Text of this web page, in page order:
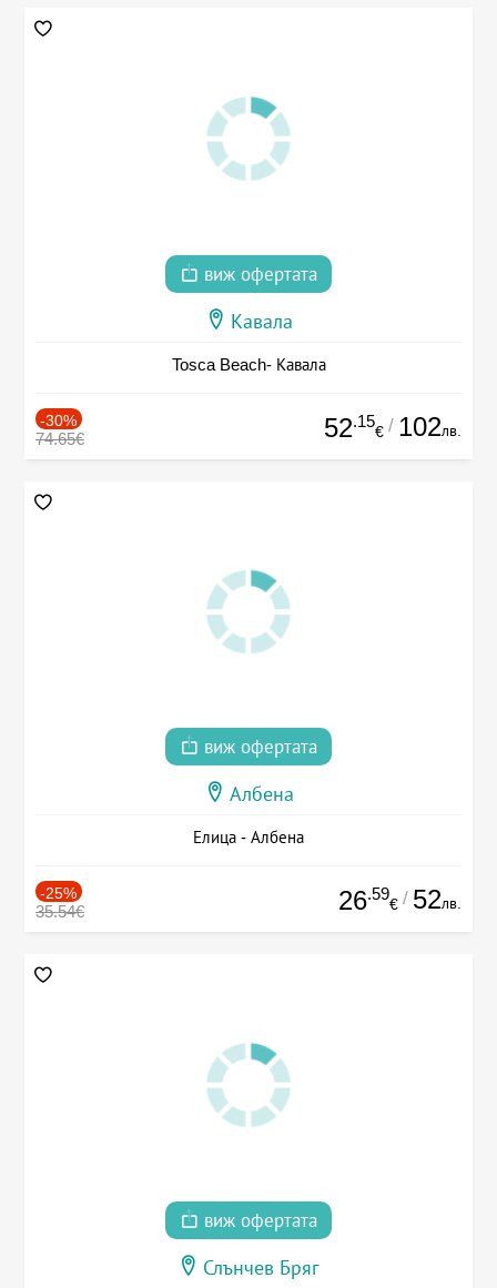
виж офертата
Кавала
Tosca Beach- Кавала
-30%
74.65€ 52.15
€ / 102лв.
виж офертата
Албена
Елица - Албена
-25%
35.54€ 26.59
€ / 52лв.
виж офертата
Слънчев Бряг